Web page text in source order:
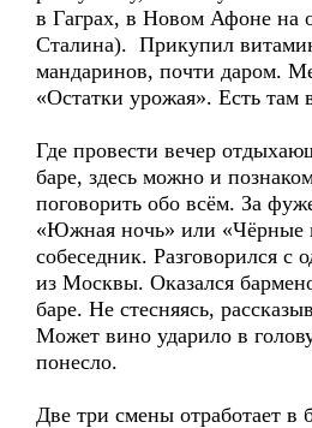
в Гаграх, в Новом Афоне на
Сталина). Прикупил
мандаринов, почти даром.
«Остатки урожая». Есть там
Где провести вечер
баре, здесь можно и
поговорить обо всём. За
«Южная ночь» или «Чёрные
собеседник. Разговорился с
из Москвы. Оказался
баре. Не стесняясь,
Может вино ударило в
понесло.
Две три смены отработает в